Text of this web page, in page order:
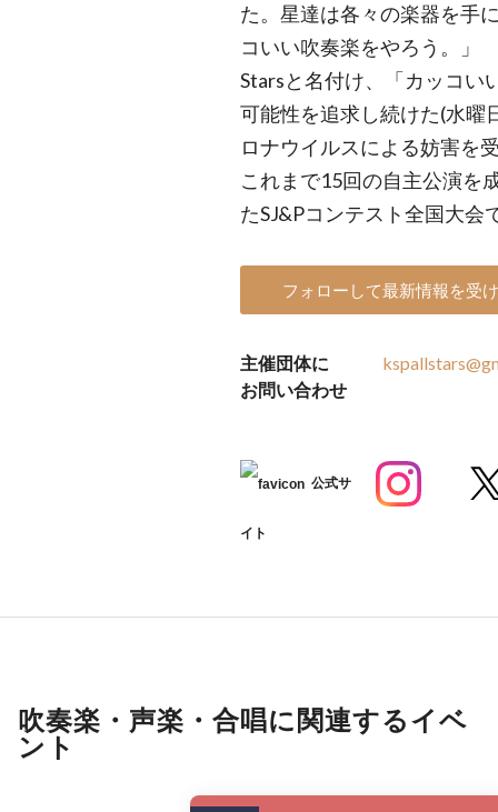
た。星達は各々の楽器を手
コいい吹奏楽をやろう。」
Starsと名付け、「カッコい
可能性を追求し続けた(水曜
ロナウイルスによる妨害を
これまで15回の自主公演を
たSJ&Pコンテスト全国大
フォローして最新情報を受
主催団体に
お問い合わせ
公式サ
イト
吹奏楽・声楽・合唱に関連するイベ
ント